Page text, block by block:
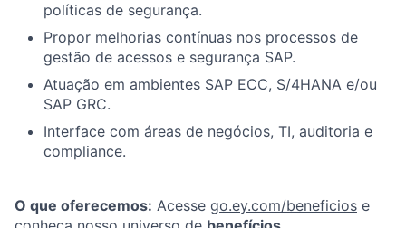
políticas de segurança.
Propor melhorias contínuas nos processos de
gestão de acessos e segurança SAP.
Atuação em ambientes SAP ECC, S/4HANA e/ou
SAP GRC.
Interface com áreas de negócios, TI, auditoria e
compliance.
O que oferecemos: Acesse go.ey.com/beneficios e